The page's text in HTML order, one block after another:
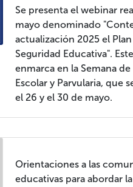
Se presenta el webinar
mayo denominado
actualización 2025 el
Seguridad Educativa".
enmarca en la Semana de
Escolar y Parvularia, que
el 26 y el 30 de mayo.
Orientaciones a las
educativas para abordar